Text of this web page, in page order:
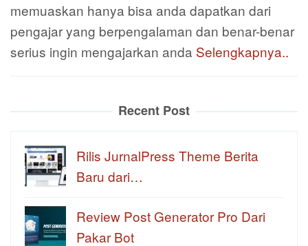
memuaskan hanya bisa anda dapatkan dari
pengajar yang berpengalaman dan benar-benar
serius ingin mengajarkan anda Selengkapnya..
Recent Post
Rilis JurnalPress Theme Berita
Baru dari…
Review Post Generator Pro Dari
Pakar Bot